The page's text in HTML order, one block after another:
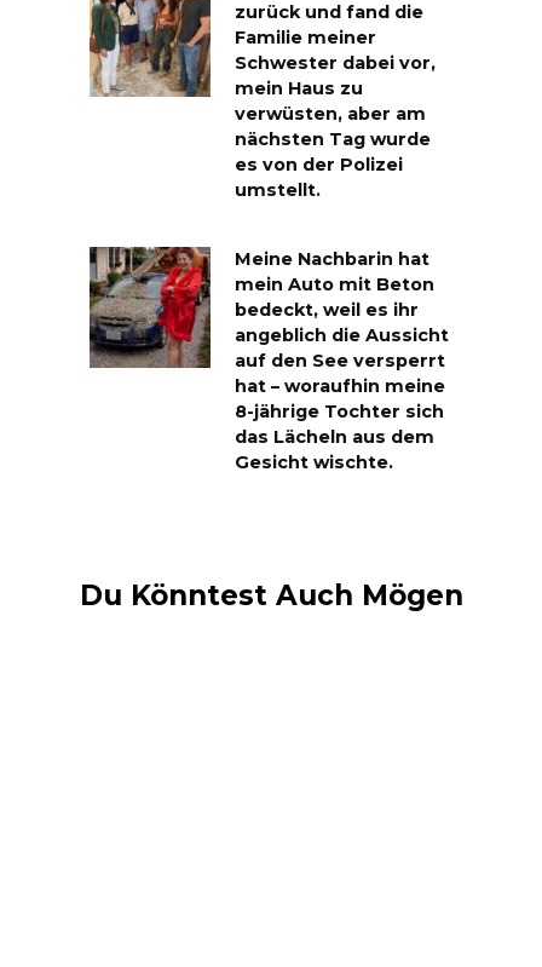
zurück und fand die
Familie meiner
Schwester dabei vor,
mein Haus zu
verwüsten, aber am
nächsten Tag wurde
es von der Polizei
umstellt.
Meine Nachbarin hat
mein Auto mit Beton
bedeckt, weil es ihr
angeblich die Aussicht
auf den See versperrt
hat – woraufhin meine
8-jährige Tochter sich
das Lächeln aus dem
Gesicht wischte.
Du Könntest Auch Mögen